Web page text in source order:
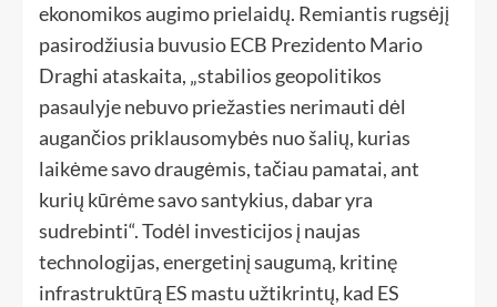
ekonomikos augimo prielaidų. Remiantis rugsėjį
pasirodžiusia buvusio ECB Prezidento Mario
Draghi ataskaita, „stabilios geopolitikos
pasaulyje nebuvo priežasties nerimauti dėl
augančios priklausomybės nuo šalių, kurias
laikėme savo draugėmis, tačiau pamatai, ant
kurių kūrėme savo santykius, dabar yra
sudrebinti“. Todėl investicijos į naujas
technologijas, energetinį saugumą, kritinę
infrastruktūrą ES mastu užtikrintų, kad ES